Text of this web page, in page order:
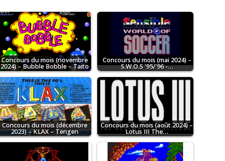
Concours du mois (novembre
2024) – Bubble Bobble – Taito
Concours du mois (mai 2024) –
S.W.O.S '95/'96 -…
Concours du mois (décembre
2023) – KLAX – Tengen
Concours du mois (août 2024) –
Lotus III The…